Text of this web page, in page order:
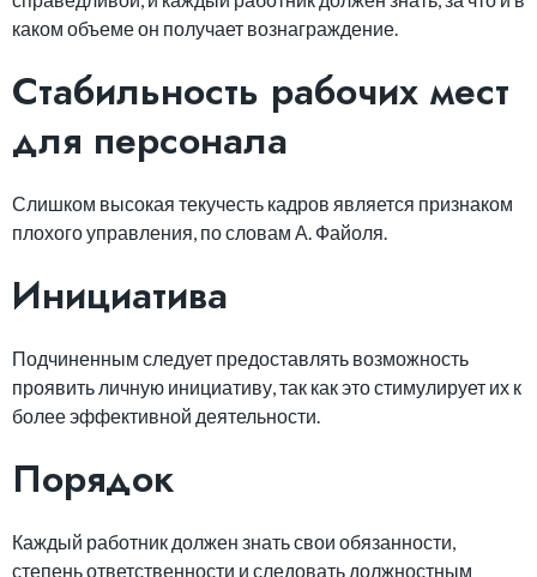
каком объеме он получает вознаграждение.
Стабильность рабочих мест
для персонала
Слишком высокая текучесть кадров является признаком
плохого управления, по словам А. Файоля.
Инициатива
Подчиненным следует предоставлять возможность
проявить личную инициативу, так как это стимулирует их к
более эффективной деятельности.
Порядок
Каждый работник должен знать свои обязанности,
степень ответственности и следовать должностным